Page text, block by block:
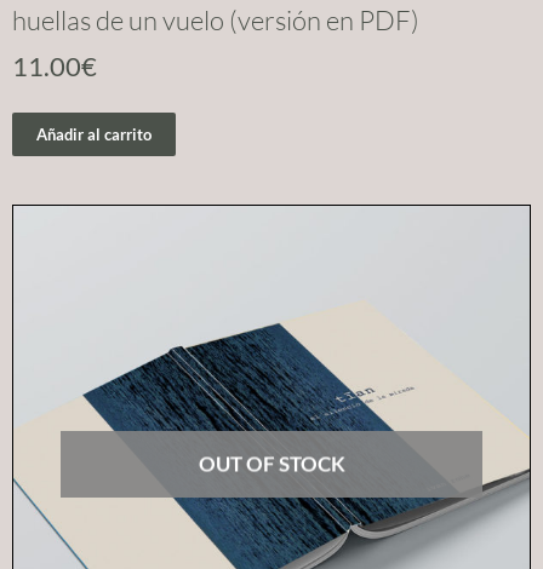
huellas de un vuelo (versión en PDF)
11.00€
Añadir al carrito
OUT OF STOCK